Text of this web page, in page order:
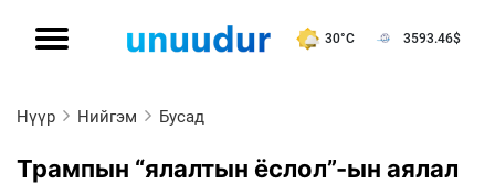
30°C 3593.46$
Нүүр Нийгэм Бусад
Трампын “ялалтын ёслол”-ын аялал